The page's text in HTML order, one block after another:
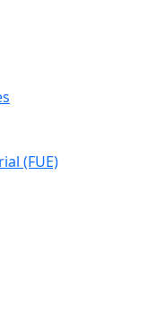
(FUE)